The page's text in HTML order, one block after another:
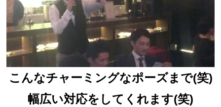
こんなチャーミングなポーズまで(笑)
幅広い対応をしてくれます(笑)